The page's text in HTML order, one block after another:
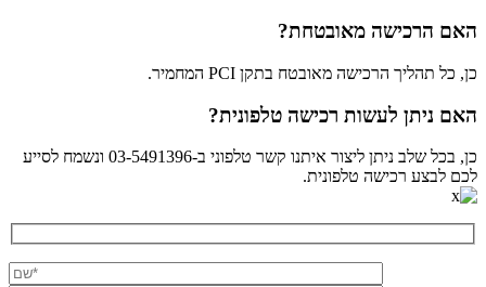
האם הרכישה מאובטחת?
כן, כל תהליך הרכישה מאובטח בתקן PCI המחמיר.
האם ניתן לעשות רכישה טלפונית?
כן, בכל שלב ניתן ליצור איתנו קשר טלפוני ב-03-5491396 ונשמח לסייע
לכם לבצע רכישה טלפונית.